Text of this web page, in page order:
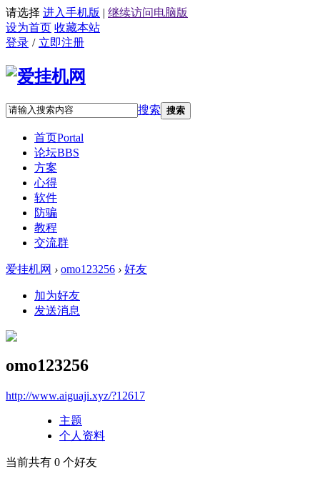
请选择 进入手机版 | 继续访问电脑版
设为首页 收藏本站
登录 / 立即注册
搜索 搜索
首页Portal
论坛BBS
方案
心得
软件
防骗
教程
交流群
爱挂机网 › omo123256 › 好友
加为好友
发送消息
omo123256
http://www.aiguaji.xyz/?12617
主题
个人资料
当前共有 0 个好友